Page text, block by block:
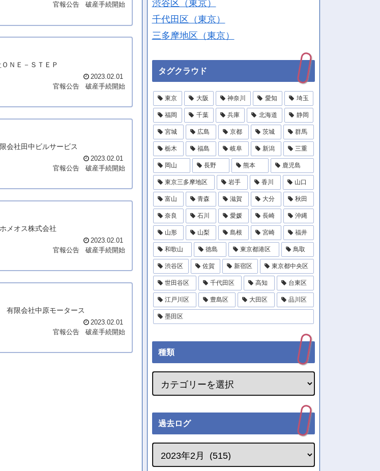
官報公告
破産手続開始
ＮＥ－ＳＴＥＰ
2023.02.01
官報公告
破産手続開始
会社田中ビルサービス
2023.02.01
官報公告
破産手続開始
メオス株式会社
2023.02.01
官報公告
破産手続開始
有限会社中原モータース
2023.02.01
官報公告
破産手続開始
渋谷区（東京）
千代田区（東京）
三多摩地区（東京）
タグクラウド
東京 大阪 神奈川 愛知 埼玉
福岡 千葉 兵庫 北海道 静岡
宮城 広島 京都 茨城 群馬
栃木 福島 岐阜 新潟 三重
岡山 長野 熊本 鹿児島
東京三多摩地区 岩手 香川 山口
富山 青森 滋賀 大分 秋田
奈良 石川 愛媛 長崎 沖縄
山形 山梨 島根 宮崎 福井
和歌山 徳島 東京都港区 鳥取
渋谷区 佐賀 新宿区 東京都中央区
世田谷区 千代田区 高知 台東区
江戸川区 豊島区 大田区 品川区
墨田区
種類
過去ログ